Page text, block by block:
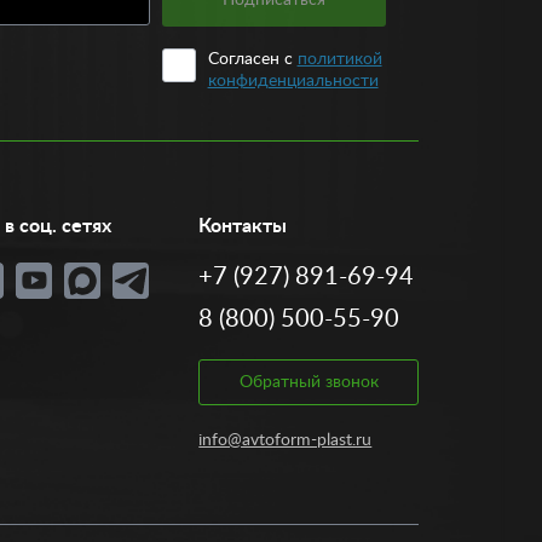
для автомобиля различной комплектации.
накладок на автомобиль представлен
от 1050 рублей, автопластилина – от
вы можете приобрести в нашем магазине в
по уходу за автомобилем.
Согласен с политикой
конфиденциальности
соц. сетях Контакты
+7 (927) 891-69-94
8 (800) 500-55-90
Обратный звонок
info@avtoform-plast.ru